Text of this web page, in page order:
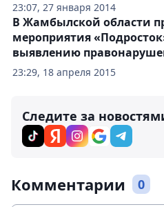
23:07, 27 января 2014
23:29, 18 апреля 2015
В Жамбылской области
мероприятия
выявлению
Следите за
Комментарии 0